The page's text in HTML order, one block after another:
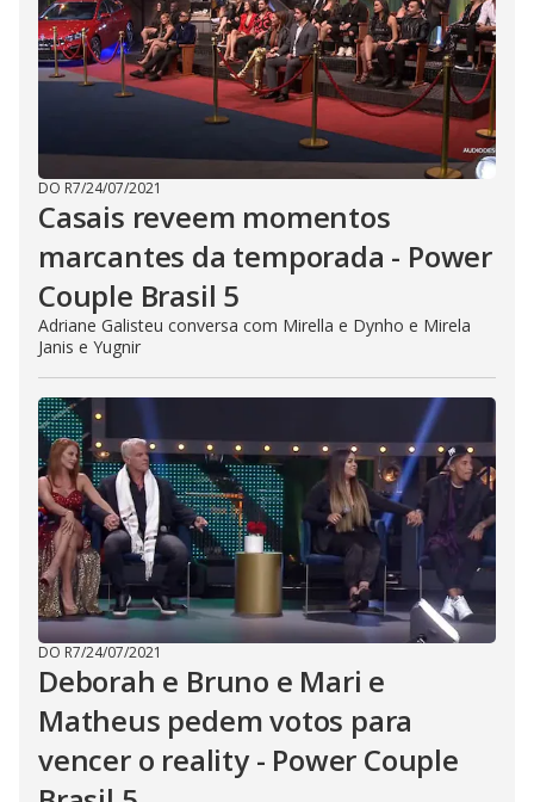
DO R7/24/07/2021
Casais reveem momentos
marcantes da temporada - Power
Couple Brasil 5
Adriane Galisteu conversa com Mirella e Dynho e Mirela
Janis e Yugnir
DO R7/24/07/2021
Deborah e Bruno e Mari e
Matheus pedem votos para
vencer o reality - Power Couple